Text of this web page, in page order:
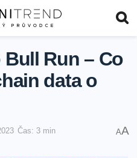
Run – Co
data o
Čas: 3 min AA